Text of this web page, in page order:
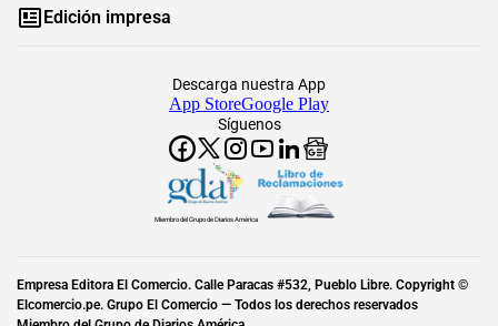
Edición impresa
Síguenos
Descarga nuestra App
App StoreGoogle Play
Miembro del Grupo de Diarios América
Empresa Editora El Comercio. Calle Paracas #532, Pueblo Libre. Copyright ©
Elcomercio.pe. Grupo El Comercio — Todos los derechos reservados